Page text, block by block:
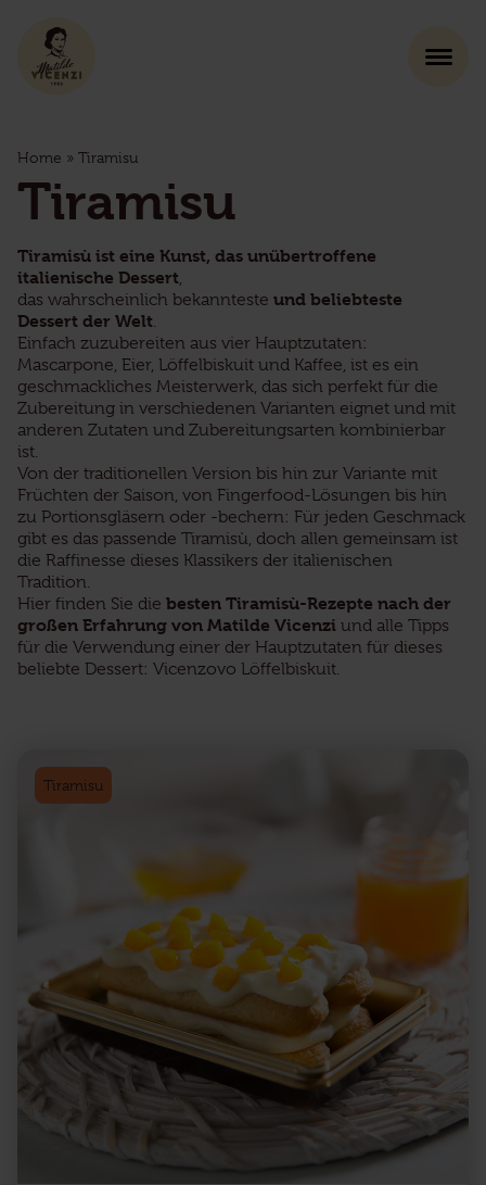
Home » Tiramisu
Tiramisu
Tiramisù ist eine Kunst, das unübertroffene
italienische Dessert,
das wahrscheinlich bekannteste und beliebteste
Dessert der Welt.
Einfach zuzubereiten aus vier Hauptzutaten:
Mascarpone, Eier, Löffelbiskuit und Kaffee, ist es ein
geschmackliches Meisterwerk, das sich perfekt für die
Zubereitung in verschiedenen Varianten eignet und mit
anderen Zutaten und Zubereitungsarten kombinierbar
ist.
Von der traditionellen Version bis hin zur Variante mit
Früchten der Saison, von Fingerfood-Lösungen bis hin
zu Portionsgläsern oder -bechern: Für jeden Geschmack
gibt es das passende Tiramisù, doch allen gemeinsam ist
die Raffinesse dieses Klassikers der italienischen
Tradition.
Hier finden Sie die besten Tiramisù-Rezepte nach der
großen Erfahrung von Matilde Vicenzi und alle Tipps
für die Verwendung einer der Hauptzutaten für dieses
beliebte Dessert: Vicenzovo Löffelbiskuit.
Tiramisu